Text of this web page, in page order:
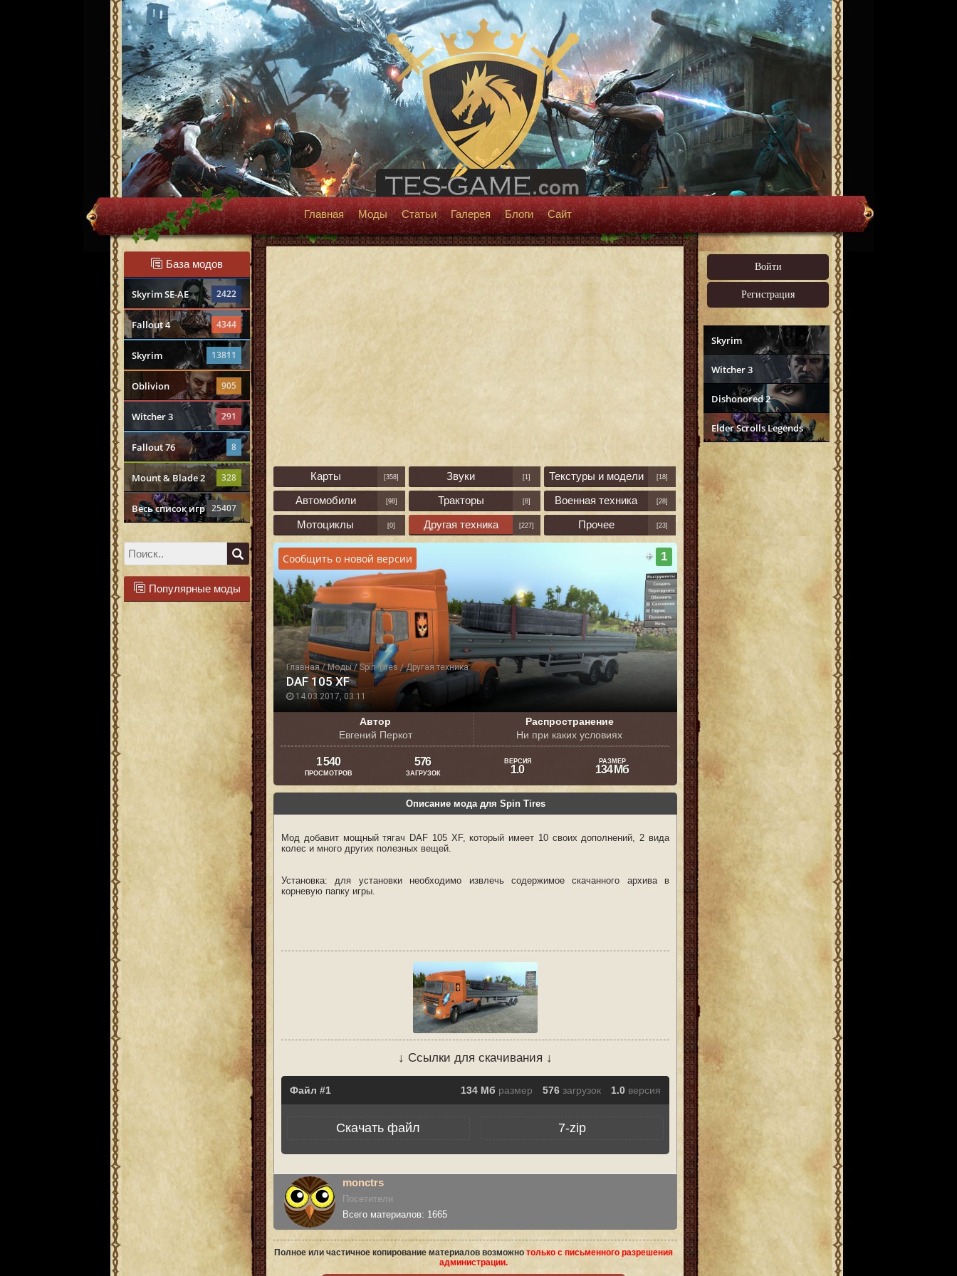
Главная Моды Статьи Галерея Блоги Сайт
База модов
Skyrim SE-AE 2422
Fallout 4 4344
Skyrim 13811
Oblivion 905
Witcher 3 291
Fallout 76 8
Mount & Blade 2 328
Весь список игр 25407
Популярные моды
Войти
Регистрация
Skyrim
Witcher 3
Dishonored 2
Elder Scrolls Legends
Карты [358] Звуки [1] Текстуры и модели [18]
Автомобили [98] Тракторы [8] Военная техника [28]
Мотоциклы [0] Другая техника [227] Прочее [23]
Главная/Моды/Spin Tires /Другая техника
14.03.2017, 03:11
DAF 105 XF
Сообщить о новой версии + 1
Автор
Евгений Перкот
Распространение
Ни при каких условиях
1 540
ПРОСМОТРОВ
576
ЗАГРУЗОК
ВЕРСИЯ
1.0
РАЗМЕР
134 Мб
Описание мода для Spin Tires
Мод добавит мощный тягач DAF 105 XF, который имеет 10 своих дополнений, 2 вида
колес и много других полезных вещей.
Установка: для установки необходимо извлечь содержимое скачанного архива в
корневую папку игры.
↓ Ссылки для скачивания ↓
Файл 134 Мб размер 576 загрузок 1.0 версия
Скачать файл 7-zip
monctrs
Посетители
Всего материалов: 1665
Полное или частичное копирование материалов возможно только с письменного разрешения
администрации.